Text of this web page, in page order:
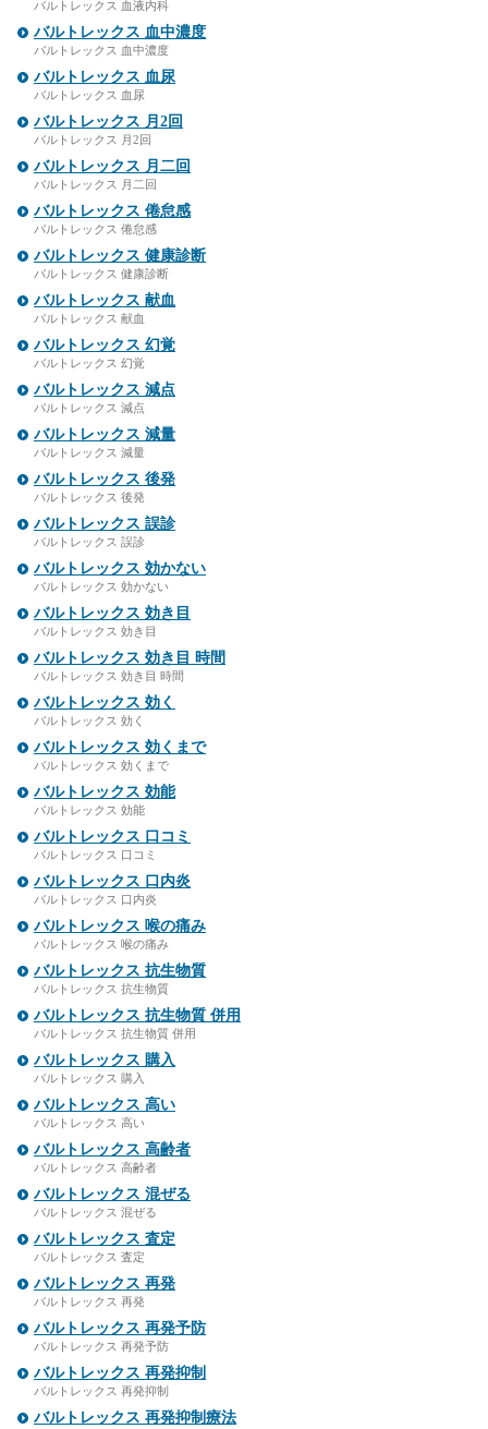
バルトレックス 血液内科
バルトレックス 血中濃度
バルトレックス 血中濃度
バルトレックス 血尿
バルトレックス 血尿
バルトレックス 月2回
バルトレックス 月2回
バルトレックス 月二回
バルトレックス 月二回
バルトレックス 倦怠感
バルトレックス 倦怠感
バルトレックス 健康診断
バルトレックス 健康診断
バルトレックス 献血
バルトレックス 献血
バルトレックス 幻覚
バルトレックス 幻覚
バルトレックス 減点
バルトレックス 減点
バルトレックス 減量
バルトレックス 減量
バルトレックス 後発
バルトレックス 後発
バルトレックス 誤診
バルトレックス 誤診
バルトレックス 効かない
バルトレックス 効かない
バルトレックス 効き目
バルトレックス 効き目
バルトレックス 効き目 時間
バルトレックス 効き目 時間
バルトレックス 効く
バルトレックス 効く
バルトレックス 効くまで
バルトレックス 効くまで
バルトレックス 効能
バルトレックス 効能
バルトレックス 口コミ
バルトレックス 口コミ
バルトレックス 口内炎
バルトレックス 口内炎
バルトレックス 喉の痛み
バルトレックス 喉の痛み
バルトレックス 抗生物質
バルトレックス 抗生物質
バルトレックス 抗生物質 併用
バルトレックス 抗生物質 併用
バルトレックス 購入
バルトレックス 購入
バルトレックス 高い
バルトレックス 高い
バルトレックス 高齢者
バルトレックス 高齢者
バルトレックス 混ぜる
バルトレックス 混ぜる
バルトレックス 査定
バルトレックス 査定
バルトレックス 再発
バルトレックス 再発
バルトレックス 再発予防
バルトレックス 再発予防
バルトレックス 再発抑制
バルトレックス 再発抑制
バルトレックス 再発抑制療法